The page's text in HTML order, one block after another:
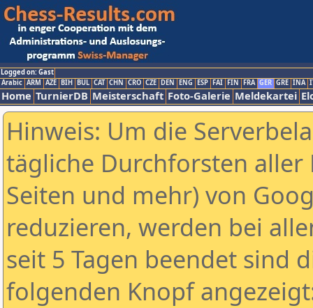
Logged on: Gast
Arabic ARM AZE BIH BUL CAT CHN CRO CZE DEN ENG ESP FAI FIN FRA GER GRE INA
Home TurnierDB Meisterschaft Foto-Galerie Meldekartei
Hinweis: Um die
tägliche Durchforsten aller
Seiten und mehr) von
reduzieren, werden bei
seit 5 Tagen beendet sind
folgenden Knopf